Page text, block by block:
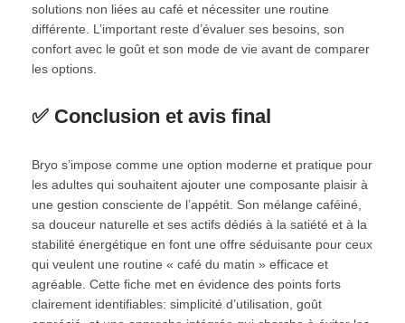
solutions non liées au café et nécessiter une routine
différente. L’important reste d’évaluer ses besoins, son
confort avec le goût et son mode de vie avant de comparer
les options.
✅ Conclusion et avis final
Bryo s’impose comme une option moderne et pratique pour
les adultes qui souhaitent ajouter une composante plaisir à
une gestion consciente de l’appétit. Son mélange caféiné,
sa douceur naturelle et ses actifs dédiés à la satiété et à la
stabilité énergétique en font une offre séduisante pour ceux
qui veulent une routine « café du matin » efficace et
agréable. Cette fiche met en évidence des points forts
clairement identifiables: simplicité d’utilisation, goût